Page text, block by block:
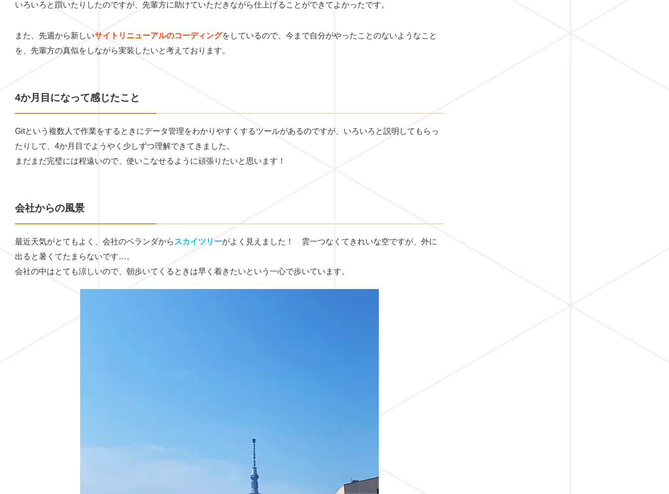
いろいろと躓いたりしたのですが、先輩方に助けていただきながら仕上げることができてよかったです。
また、先週から新しいサイトリニューアルのコーディングをしているので、今まで自分がやったことのないようなこと
を、先輩方の真似をしながら実装したいと考えております。
4か月目になって感じたこと
Gitという複数人で作業をするときにデータ管理をわかりやすくするツールがあるのですが、いろいろと説明してもらっ
たりして、4か月目でようやく少しずつ理解できてきました。
まだまだ完璧には程遠いので、使いこなせるように頑張りたいと思います！
会社からの風景
最近天気がとてもよく、会社のベランダから スカイツリーがよく見えました！ 雲一つなくてきれいな空ですが、外に
出ると暑くてたまらないです…。
会社の中はとても涼しいので、朝歩いてくるときは早く着きたいという一心で歩いています。